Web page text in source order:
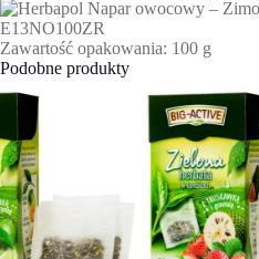
Zawartość opakowania: 100 g
Podobne produkty